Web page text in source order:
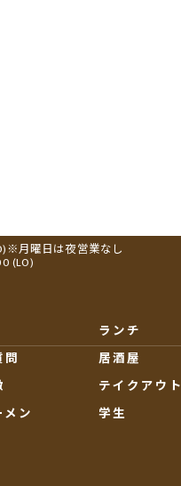
月曜日は夜営業なし
(LO)
ン
ランチ
居酒屋
テイクアウト
学生